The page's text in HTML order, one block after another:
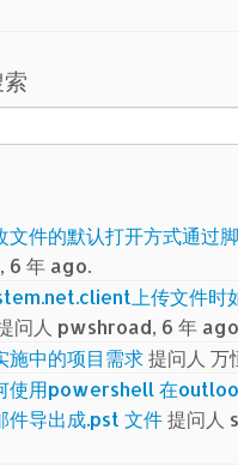
文件的默认打开方式通过
6 年 ago.
上传文件时
问人 pwshroad, 6 年
施中的项目需求提问人 万
使用powershell 在
件导出成.pst 文件提问人